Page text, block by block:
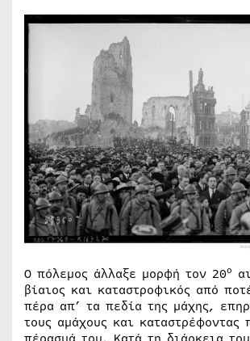
Ο πόλεμος άλλαξε μορφή τον 20ο
βίαιος και καταστροφικός από
πέρα απ’ τα πεδία της μάχης,
τους αμάχους και καταστρέφοντας